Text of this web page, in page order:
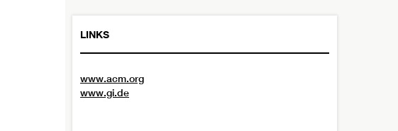
LINKS
www.acm.org
www.gi.de